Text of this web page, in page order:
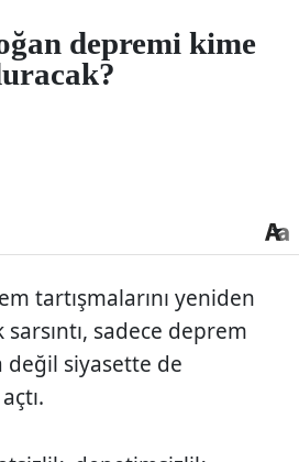
depremi kime
tartışmalarını yeniden
sadece deprem
değil siyasette de